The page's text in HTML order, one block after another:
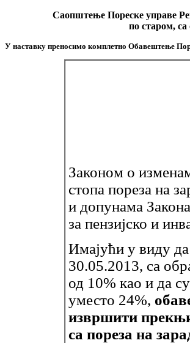
Саопштење Пореске управе
по старом,
У наставку преносимо комплетно Обавештење
Законом о
стопа пореза на
и допунама
за пензијско и
Имајући у виду
30.05.2013, са
од 10% као и да
уместо 24%,
извршити
са пореза на